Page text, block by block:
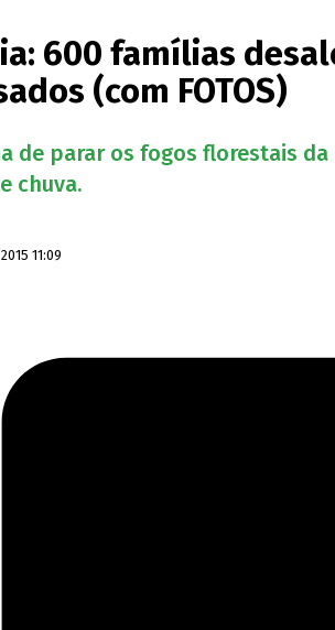
600 famílias
(com FOTOS)
de parar os fogos florestais
chuva.
11:09